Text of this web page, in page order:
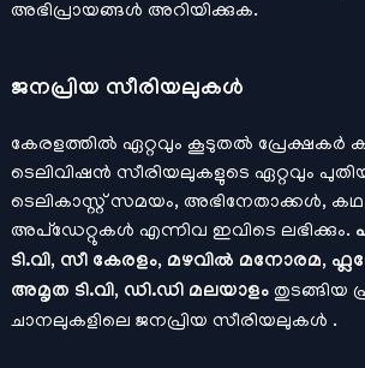
അഭിപ്രായങ്ങള്‍ അറിയിക്കുക.
ജനപ്രിയ സീരിയലുകള്‍
കേരളത്തിൽ ഏറ്റവും കൂടുതൽ പ്രേക്ഷകർ
ടെലിവിഷൻ സീരിയലുകളുടെ ഏറ്റവും
ടെലികാസ്റ്റ് സമയം, അഭിനേതാക്കൾ,
അപ്ഡേറ്റുകൾ എന്നിവ ഇവിടെ ലഭിക്കും.
ടി.വി, സീ കേരളം, മഴവിൽ മനോരമ,
അമൃത ടി.വി, ഡി.ഡി മലയാളം തുടങ്ങിയ
ചാനലുകളിലെ ജനപ്രിയ സീരിയലുകൾ .